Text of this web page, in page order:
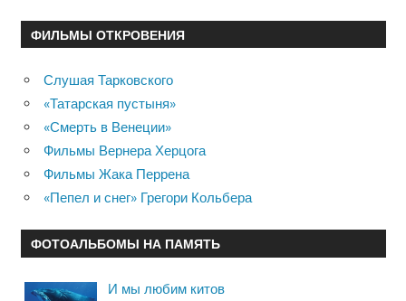
ФИЛЬМЫ ОТКРОВЕНИЯ
Слушая Тарковского
«Татарская пустыня»
«Смерть в Венеции»
Фильмы Вернера Херцога
Фильмы Жака Перрена
«Пепел и снег» Грегори Кольбера
ФОТОАЛЬБОМЫ НА ПАМЯТЬ
И мы любим китов